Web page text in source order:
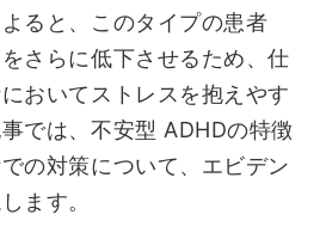
ると、このタイプの患者
さらに低下させるため、仕
おいてストレスを抱えやす
では、不安型 ADHDの特徴
の対策について、エビデン
ます。